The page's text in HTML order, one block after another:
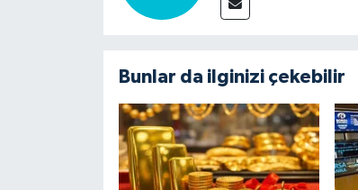
Bunlar da ilginizi çekebilir